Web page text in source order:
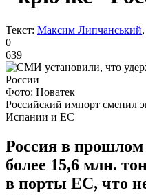
Текст: Максим Липчанський
0
639
Фото: Новатек
Российский импорт сменил
Испании и ЕС
Россия в прошлом
более 15,6 млн.
в порты ЕС, что